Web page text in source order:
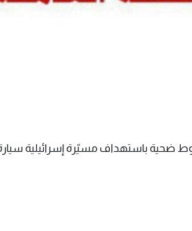
ضحية باستهداف مسيّرة إسرائيلية